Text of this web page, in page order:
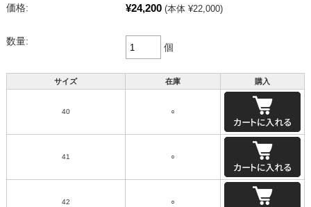
価格: ¥24,200 (本体 ¥22,000)
数量:
個
サイズ 在庫 購入
40 ○
41 ○
42 ○